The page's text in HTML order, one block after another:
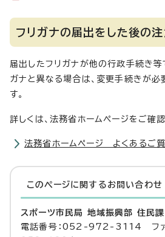
フリガナの届出をした後の注
届出したフリガナが他の行政手続き等
ガナと異なる場合は、変更手続きが必
す。
詳しくは、法務省ホームページをご確認
法務省ホームページ よくあるご
このページに関する お問い合わせ
スポーツ市民局 地域振興部 住民
電話番号：052-972-3114 ファ